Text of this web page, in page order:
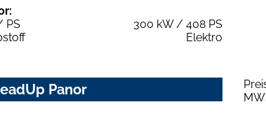
PS
300 kW / 408 PS
Elektro
Panor